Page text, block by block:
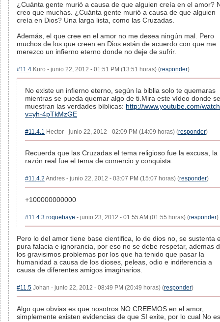
¿Cuánta gente murió a causa de que alguien creía en el amor?
creo que muchas. ¿Cuánta gente murió a causa de que alguien
creía en Dios? Una larga lista, como las Cruzadas.
Además, el que cree en el amor no me desea ningún mal. Pero
muchos de los que creen en Dios están de acuerdo con que me
merezco un infierno eterno donde no deje de sufrir.
#11.4 Kuro - junio 22, 2012 - 01:51 PM (13:51 horas) (responder)
No existe un infierno eterno, según la biblia solo te quemaras
mientras se pueda quemar algo de ti.Mira este vídeo donde se
muestran las verdades bíblicas: http://www.youtube.com/
v=yh-4pTkMzGE
#11.4.1 Hector - junio 22, 2012 - 02:09 PM (14:09 horas) (responder)
Recuerda que las Cruzadas el tema religioso fue la excusa, la
razón real fue el tema de comercio y conquista.
#11.4.2 Andres - junio 22, 2012 - 03:07 PM (15:07 horas) (responder)
+100000000000
#11.4.3 roquebaye - junio 23, 2012 - 01:55 AM (01:55 horas) (responder)
Pero lo del amor tiene base cientifica, lo de dios no, se sustenta
pura falacia e ignorancia, por eso no se debe respetar, ademas
los gravisimos problemas por los que ha tenido que pasar la
humanidad a causa de los dioses, peleas, odio e indiferencia a
causa de diferentes amigos imaginarios.
#11.5 Johan - junio 22, 2012 - 08:49 PM (20:49 horas) (responder)
Algo que obvias es que nosotros NO CREEMOS en el amor,
simplemente existen evidencias de que SI exite, por lo cual No es